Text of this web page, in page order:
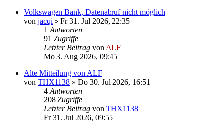
Volkswagen Bank, Datenabruf nicht möglich
von jacqi » Fr 31. Jul 2026, 22:35
1 Antworten
91 Zugriffe
Letzter Beitrag von ALF
Mo 3. Aug 2026, 09:45
Alte Mitteilung von ALF
von THX1138 » Do 30. Jul 2026, 16:51
4 Antworten
208 Zugriffe
Letzter Beitrag von THX1138
Fr 31. Jul 2026, 09:55